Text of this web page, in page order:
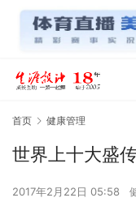
首页 健康管理
世界上十大盛
2017年2月22日 05:58